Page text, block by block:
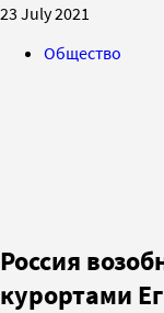
23 July 2021
Общество
Россия
курортами